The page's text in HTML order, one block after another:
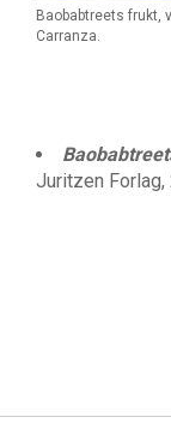
Baobabtreets frukt,
Carranza.
Juritzen Forlag,